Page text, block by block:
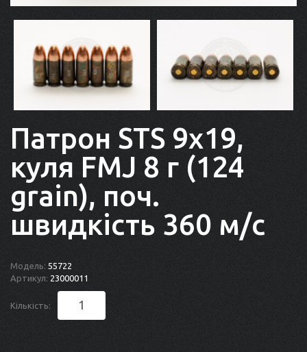
Патрон STS 9x19,
куля FMJ 8 г (124
grain), поч.
швидкість 360 м/с
Модель: 55722
Артикул: 23000011
Кількість: